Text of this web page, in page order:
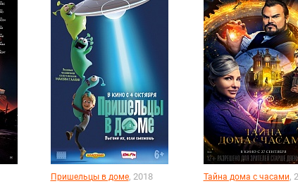
Пришельцы в доме, 2018 Тайна дома с часами,